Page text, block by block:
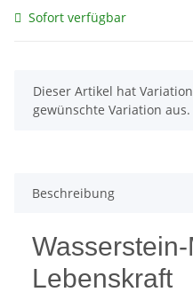
Sofort verfügbar
x
Dieser Artikel hat
gewünschte Variation aus.
Beschreibung
Lebenskraft